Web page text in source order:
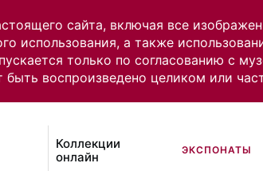
сайта, включая все
использования, а также
только по согласованию с
быть воспроизведено целиком или
Коллекции
онлайн
ЭКСПОНАТЫ